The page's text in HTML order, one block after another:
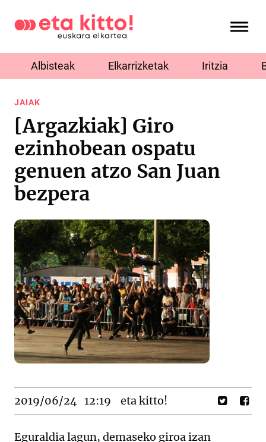
Albisteak Elkarrizketak Iritzia
JAIAK
[Argazkiak] Giro
ezinhobean ospatu
genuen atzo San Juan
bezpera
2019/06/24 12:19 eta kitto!
Eguraldia lagun, demaseko giroa izan